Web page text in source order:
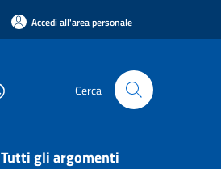
Accedi all'area personale
Cerca
Tutti gli argomenti